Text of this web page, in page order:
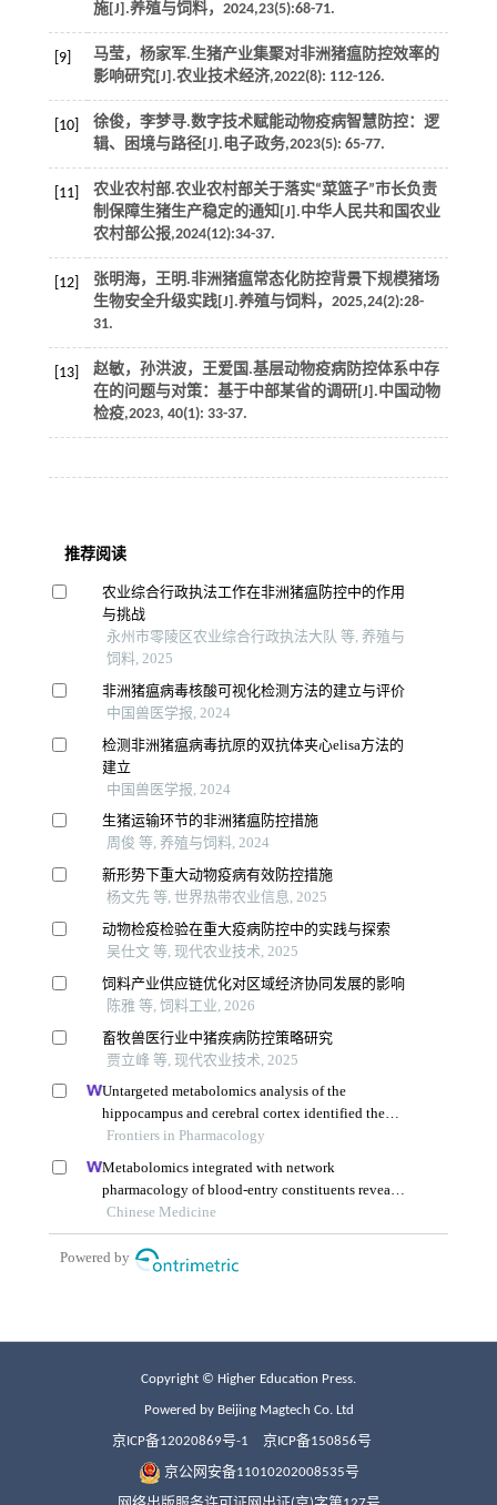
施[J].养殖与饲料， 2024,23(5):68-71.
[9]
马莹，杨家军.生猪产业集聚对非洲猪瘟防控效率的
影响研究[J].农业技术经济,2022(8): 112-126.
[10]
徐俊，李梦寻.数字技术赋能动物疫病智慧防控：逻
辑、困境与路径[J].电子政务,2023(5): 65-77.
[11]
农业农村部.农业农村部关于落实“菜篮子”市长负责
制保障生猪生产稳定的通知[J].中华人民共和国农业
农村部公报,2024(12):34-37.
[12]
张明海，王明.非洲猪瘟常态化防控背景下规模猪场
生物安全升级实践[J].养殖与饲料， 2025,24(2):28-
31.
[13]
赵敏，孙洪波，王爱国.基层动物疫病防控体系中存
在的问题与对策：基于中部某省的调研[J].中国动物
检疫,2023, 40(1): 33-37.
Copyright © Higher Education Press.
Powered by Beijing Magtech Co. Ltd
京ICP备12020869号-1 京ICP备150856号
京公网安备11010202008535号